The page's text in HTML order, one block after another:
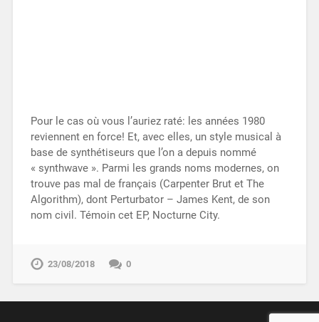
Pour le cas où vous l’auriez raté: les années 1980
reviennent en force! Et, avec elles, un style musical à
base de synthétiseurs que l’on a depuis nommé
« synthwave ». Parmi les grands noms modernes, on
trouve pas mal de français (Carpenter Brut et The
Algorithm), dont Perturbator – James Kent, de son
nom civil. Témoin cet EP, Nocturne City.
23/08/2018 0